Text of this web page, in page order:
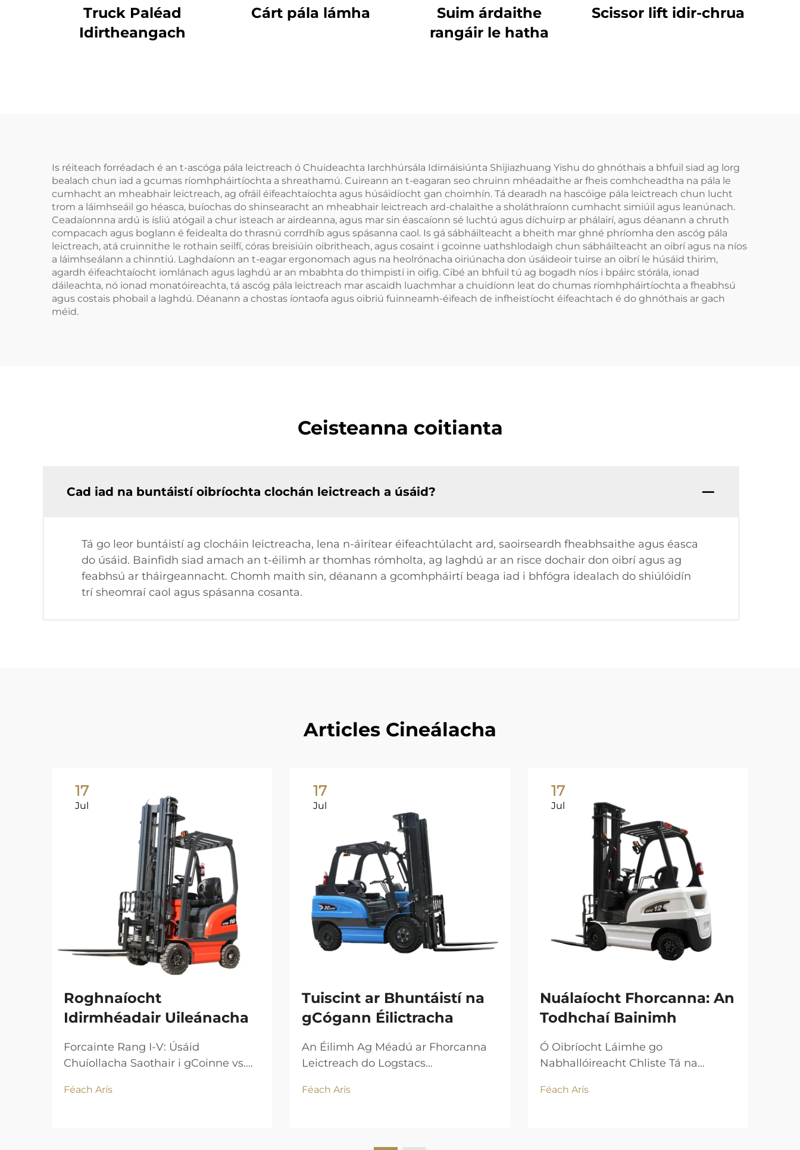
Truck Paléad
Idirtheangach
Cárt pála lámha
Suim árdaithe
rangáir le hatha
Scissor lift idir-chrua
Is réiteach forréadach é an t-ascóga pála leictreach ó Chuideachta Iarchhúrsála Idirnáisiúnta Shijiazhuang Yishu do ghnóthais a bhfuil siad ag lorg
bealach chun iad a gcumas ríomhpháirtíochta a shreathamú. Cuireann an t-eagaran seo chruinn mhéadaithe ar fheis comhcheadtha na pála le
cumhacht an mheabhair leictreach, ag ofráil éifeachtaíochta agus húsáidíocht gan choimhín. Tá dearadh na hascóige pála leictreach chun lucht
trom a láimhseáil go héasca, buíochas do shinsearacht an mheabhair leictreach ard-chalaithe a sholáthraíonn cumhacht simiúil agus leanúnach.
Ceadaíonnna ardú is ísliú atógail a chur isteach ar airdeanna, agus mar sin éascaíonn sé luchtú agus díchuirp ar phálairí, agus déanann a chruth
compacach agus boglann é feidealta do thrasnú corrdhíb agus spásanna caol. Is gá sábháilteacht a bheith mar ghné phríomha den ascóg pála
leictreach, atá cruinnithe le rothain seilfí, córas breisiúin oibritheach, agus cosaint i gcoinne uathshlodaigh chun sábháilteacht an oibrí agus na níos
a láimhseálann a chinntiú. Laghdaíonn an t-eagar ergonomach agus na heolrónacha oiriúnacha don úsáideoir tuirse an oibrí le húsáid thirim,
agardh éifeachtaíocht iomlánach agus laghdú ar an mbabhta do thimpistí in oifig. Cibé an bhfuil tú ag bogadh níos i bpáirc stórála, ionad
dáileachta, nó ionad monatóireachta, tá ascóg pála leictreach mar ascaidh luachmhar a chuidíonn leat do chumas ríomhpháirtíochta a fheabhsú
agus costais phobail a laghdú. Déanann a chostas íontaofa agus oibriú fuinneamh-éifeach de infheistíocht éifeachtach é do ghnóthais ar gach
méid.
Ceisteanna coitianta
Cad iad na buntáistí oibríochta clochán leictreach a úsáid?
Tá go leor buntáistí ag clocháin leictreacha, lena n-áirítear éifeachtúlacht ard, saoirseardh fheabhsaithe agus éasca
do úsáid. Bainfidh siad amach an t-éilimh ar thomhas rómholta, ag laghdú ar an risce dochair don oibrí agus ag
feabhsú ar tháirgeannacht. Chomh maith sin, déanann a gcomhpháirtí beaga iad i bhfógra idealach do shiúlóidín
trí sheomraí caol agus spásanna cosanta.
Articles Cineálacha
17
Jul
Roghnaíocht
Idirmhéadair Uileánacha
Forcainte Rang I-V: Úsáid
Chuíollacha Saothair i gCoinne vs.
forcaintí i gceithre chineál foinse
Féach Arís
17
Jul
Tuiscint ar Bhuntáistí na
gCógann Éilictracha
An Éilimh Ag Méadú ar Fhorcanna
Leictreach do Logstacs
gluaiseacht domhanda chuig
Féach Arís
17
Jul
Nuálaíocht Fhorcanna: An
Todhchaí Bainimh
Ó Oibríocht Láimhe go
Nabhallóireacht Chliste Tá na
gheneráide ag imeacht ó oibríocht
Féach Arís